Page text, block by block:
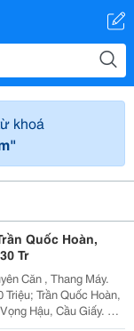
khoá
Quốc Hoàn,
Tr
Căn , Thang Máy.
Trần Quốc Hoàn,
Hậu, Cầu Giấy. +
+ Vỉa Hè Lớn,